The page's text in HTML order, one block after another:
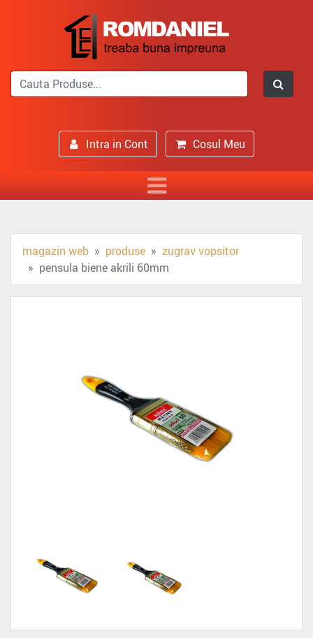
Intra in Cont Cosul Meu
magazin web produse
zugrav vopsitor
pensula biene akrili 60mm